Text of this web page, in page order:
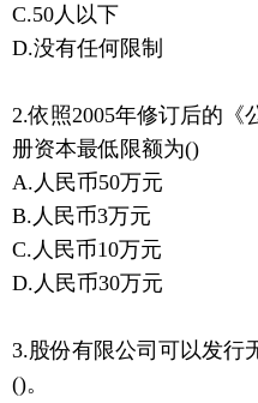
C.50人以下
D.没有任何限制
2.依照2005年修订后的《
册资本最低限额为()
A.人民币50万元
B.人民币3万元
C.人民币10万元
D.人民币30万元
3.股份有限公司可以发行
()。